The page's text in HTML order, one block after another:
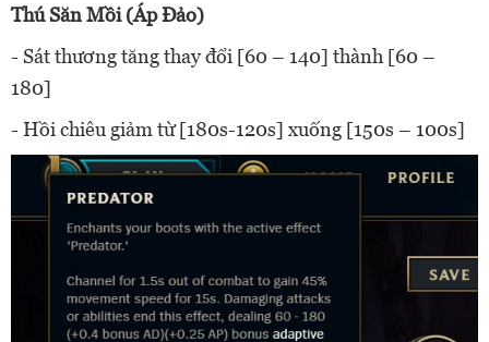
Thú Săn Mồi (Áp Đảo)
- Sát thương tăng thay đổi [60 – 140] thành [60 –
180]
- Hồi chiêu giảm từ [180s-120s] xuống [150s – 100s]